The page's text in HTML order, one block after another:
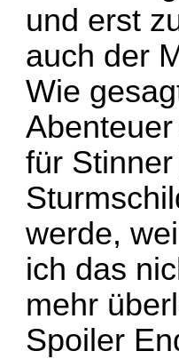
und erst
auch der
Wie
für
werde,
ich das
mehr
Spoiler